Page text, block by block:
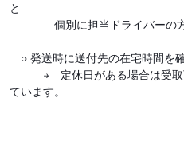
と
個別に担当ドライバーの方
○ 発送時に送付先の在宅時間を
→ 定休日がある場合は受取可
ています。